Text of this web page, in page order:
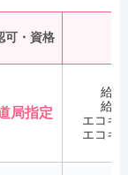
可・資格
局指定
給
給
エコキ
エコキ